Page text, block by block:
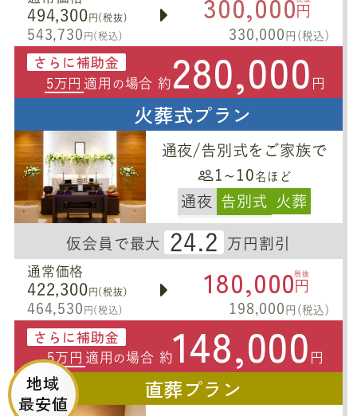
494,300 円(税抜)
543,730 円(税込)
円
330,000 円(税込)
さらに補助金
5万円 適用 の 場合 約 280,000 円
火葬式プラン
通夜/告別式をご家族で
1~10 名ほど
通夜 告別式 火葬
仮会員で最大 24.2 万円割引
通常価格
422,300 円(税抜)
464,530 円(税込)
180,000税抜
円
198,000 円(税込)
さらに補助金
5万円 適用 の 場合 約148,000 円
地域
最安値
直葬プラン